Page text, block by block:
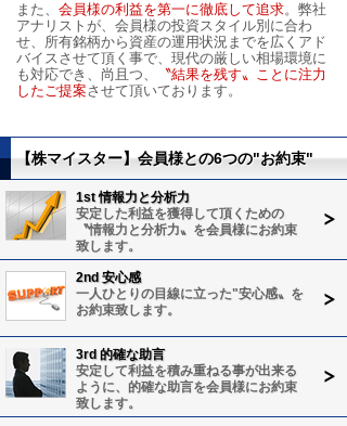
また、 会員様の利益を第一に徹底して追求。弊社
アナリストが、会員様の投資スタイル別に合わ
せ、所有銘柄から資産の運用状況までを広くアド
バイスさせて頂く事で、現代の厳しい相場環境に
も対応でき、尚且つ、
〝結果を残す〟ことに注力
したご提案させて頂いております。
【株マイスター】会員様との6つの"お約束"
1st 情報力と分析力
安定した利益を獲得して頂くための
〝情報力と分析力〟を会員様にお約束
致します。
2nd 安心感
一人ひとりの目線に立った"安心感〟を
お約束致します。
3rd 的確な助言
安定して利益を積み重ねる事が出来る
ように、的確な助言を会員様にお約束
致します。